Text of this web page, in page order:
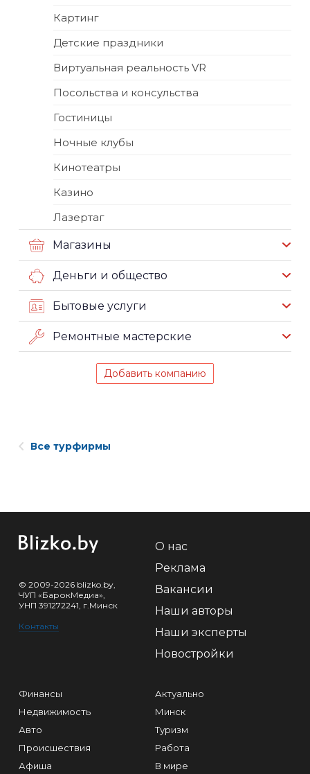
Картинг
Детские праздники
Виртуальная реальность VR
Посольства и консульства
Гостиницы
Ночные клубы
Кинотеатры
Казино
Лазертаг
Магазины
Деньги и общество
Бытовые услуги
Ремонтные мастерские
Добавить компанию
Все турфирмы
© 2009-2026 blizko.by,
ЧУП «БарокМедиа»,
УНП 391272241, г.Минск
Контакты
О нас
Реклама
Вакансии
Наши авторы
Наши эксперты
Новостройки
Финансы
Недвижимость
Авто
Происшествия
Афиша
Актуально
Минск
Туризм
Работа
В мире